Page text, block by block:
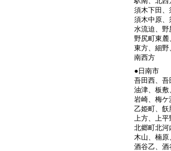
須木下田、
須木中原、
水流迫、野
野尻町東麓
東方、細野
南西方
●日南市
吾田西、吾
油津、板敷
岩崎、梅ケ
乙姫町、飫
上方、上平
北郷町北河
木山、楠原
酒谷乙、酒